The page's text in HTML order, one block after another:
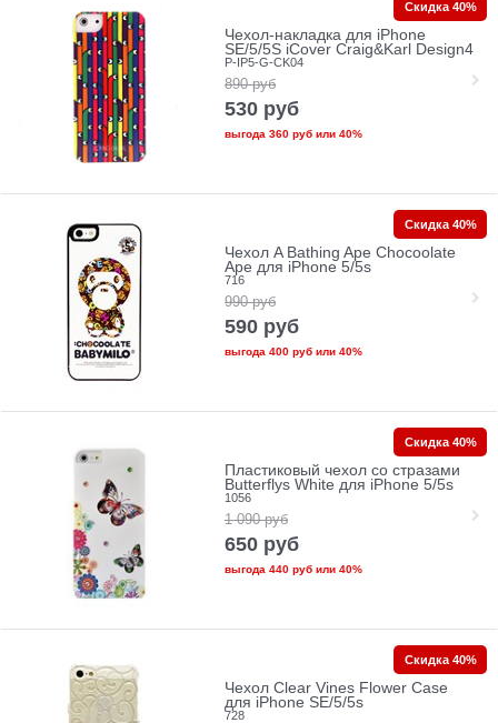
Чехол-накладка для iPhone
SE/5/5S iCover Craig&Karl Design4
P-IP5-G-CK04
890 руб
530 руб
выгода 360 рубили 40%
Скидка 40%
Чехол A Bathing Ape Chocoolate
Ape для iPhone 5/5s
716
990 руб
590 руб
выгода 400 рубили 40%
Скидка 40%
Пластиковый чехол со стразами
Butterflys White для iPhone 5/5s
1056
1 090 руб
650 руб
выгода 440 рубили 40%
Скидка 40%
Чехол Сlear Vines Flower Case
для iPhone SE/5/5s
728
Скидка 40%